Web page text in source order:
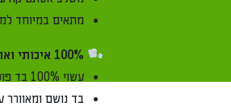
3X3
2.10
מתאים במיוחד
100% איכותי ואוורירי
עשוי 100% בד פוליאסטר - חומר עמיד ואיכותי.
בד נושם ומאוורר